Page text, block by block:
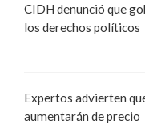
CIDH denunció que
los derechos políticos
Expertos advierten
aumentarán de precio